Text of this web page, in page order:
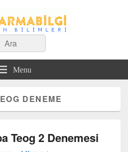
Ara
Menu
DENEME
Teog 2 Denemesi